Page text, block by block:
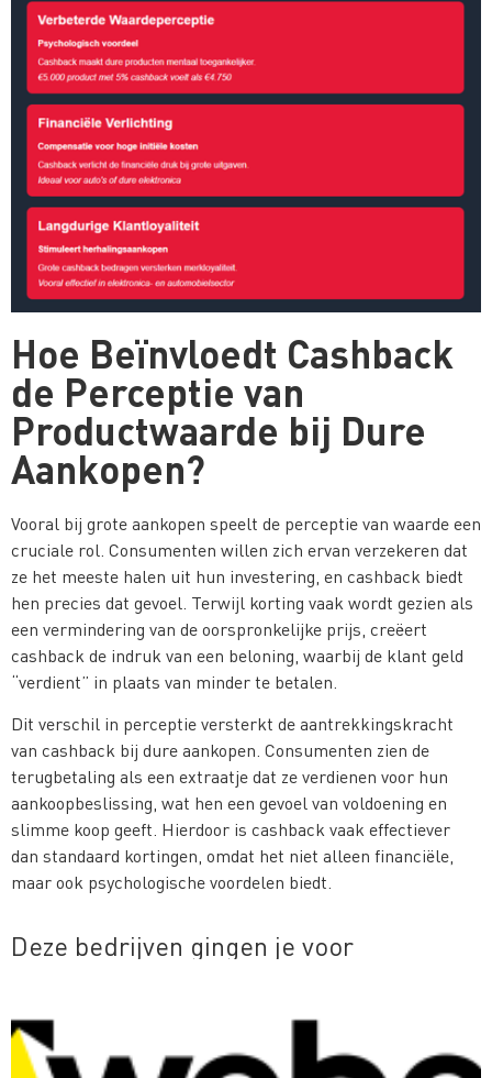
Hoe Beïnvloedt Cashback
de Perceptie van
Productwaarde bij Dure
Aankopen?
Vooral bij grote aankopen speelt de perceptie van waarde een
cruciale rol. Consumenten willen zich ervan verzekeren dat
ze het meeste halen uit hun investering, en cashback biedt
hen precies dat gevoel. Terwijl korting vaak wordt gezien als
een vermindering van de oorspronkelijke prijs, creëert
cashback de indruk van een beloning, waarbij de klant geld
“verdient” in plaats van minder te betalen.
Dit verschil in perceptie versterkt de aantrekkingskracht
van cashback bij dure aankopen. Consumenten zien de
terugbetaling als een extraatje dat ze verdienen voor hun
aankoopbeslissing, wat hen een gevoel van voldoening en
slimme koop geeft​. Hierdoor is cashback vaak effectiever
dan standaard kortingen, omdat het niet alleen financiële,
maar ook psychologische voordelen biedt.
Deze bedrijven gingen je voor